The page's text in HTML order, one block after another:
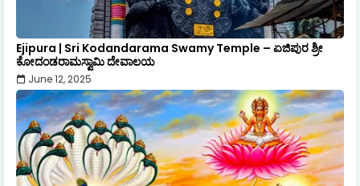
Ejipura | Sri Kodandarama Swamy Temple – ಏಜಿಪುರ ಶ್ರೀ
ಕೋದಂಡರಾಮಸ್ವಾಮಿ ದೇವಾಲಯ
June 12, 2025